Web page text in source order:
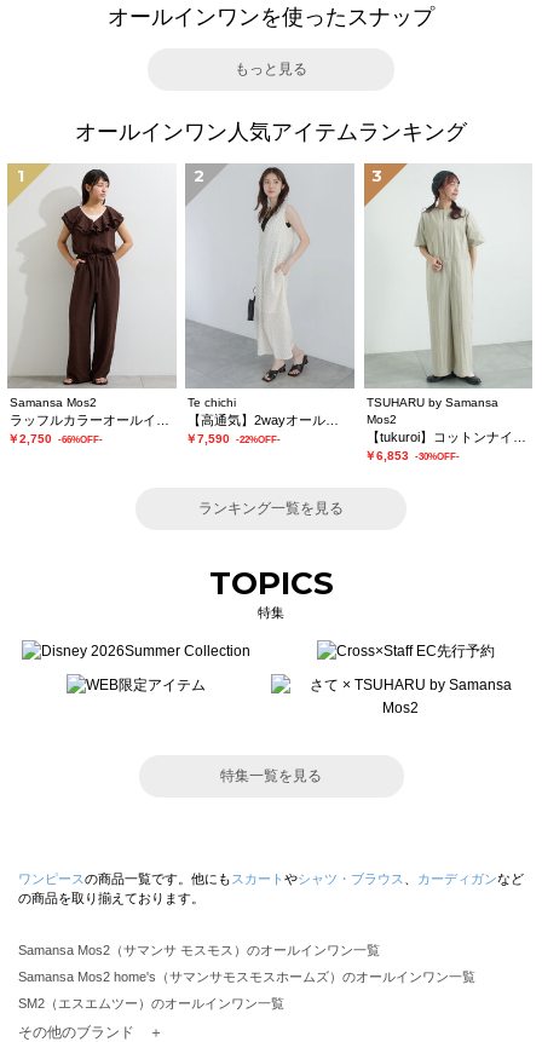
オールインワンを使ったスナップ
もっと見る
オールインワン人気アイテムランキング
1
Samansa Mos2
￥2,750 -66%OFF-
2
Te chichi
￥7,590 -22%OFF-
3
TSUHARU by Samansa
Mos2
￥6,853 -30%OFF-
ランキング一覧を見る
TOPICS
特集
特集一覧を見る
ワンピースの商品一覧です。他にも スカート やシャツ・ブラウス カーディガンなど
の商品を取り揃えております。
Samansa Mos2（サマンサ モスモス）のオールインワン一覧
Samansa Mos2 home's（サマンサモスモスホームズ）のオールインワン一覧
SM2（エスエムツー）のオールインワン一覧
その他のブランド ＋